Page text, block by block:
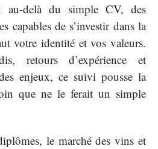
au-delà du simple CV, des
capables de s’investir dans la
votre identité et vos valeurs.
retours d’expérience et
enjeux, ce suivi pousse la
que ne le ferait un simple
le marché des vins et